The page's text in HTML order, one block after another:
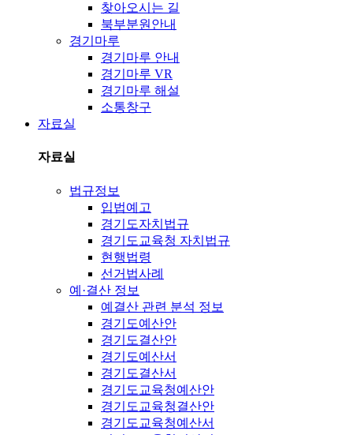
찾아오시는 길
북부분원안내
경기마루
경기마루 안내
경기마루 VR
경기마루 해설
소통창구
자료실
자료실
법규정보
입법예고
경기도자치법규
경기도교육청 자치법규
현행법령
선거법사례
예·결산 정보
예결산 관련 분석 정보
경기도예산안
경기도결산안
경기도예산서
경기도결산서
경기도교육청예산안
경기도교육청결산안
경기도교육청예산서